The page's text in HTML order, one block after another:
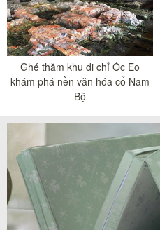
Ghé thăm khu di chỉ Óc Eo
khám phá nền văn hóa cổ Nam
Bộ